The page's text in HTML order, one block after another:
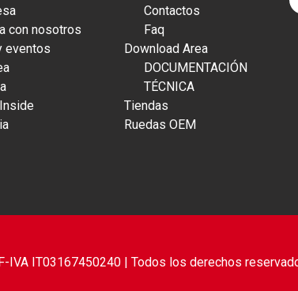
con nosotros
eventos
Contactos
Faq
Download Area
DOCUMENTACIÓN
TÉCNICA
Tiendas
Ruedas OEM
IT03167450240 | Todos los derechos